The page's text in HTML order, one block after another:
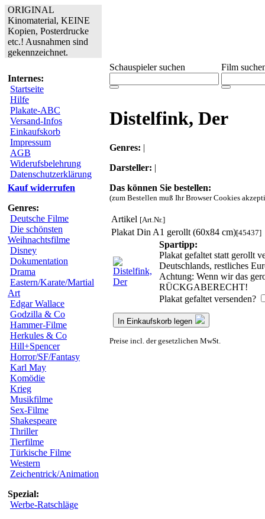
ORIGINAL
Kinomaterial, KEINE
Kopien, Posterdrucke
etc.! Ausnahmen sind
gekennzeichnet.
Internes:
Startseite
Hilfe
Plakate-ABC
Versand-Infos
Einkaufskorb
Impressum
AGB
Widerufsbelehrung
Datenschutzerklärung
Kauf widerrufen
Genres:
Deutsche Filme
Die schönsten
Weihnachtsfilme
Disney
Dokumentation
Drama
Eastern/Karate/Martial
Art
Edgar Wallace
Godzilla & Co
Hammer-Filme
Herkules & Co
Hill+Spencer
Horror/SF/Fantasy
Karl May
Komödie
Krieg
Musikfilme
Sex-Filme
Shakespeare
Thriller
Tierfilme
Türkische Filme
Western
Zeichentrick/Animation
Spezial:
Werbe-Ratschläge
Schauspieler suchen Film
Distelfink, Der
Genres: |
Darsteller: |
Das können Sie bestellen:
(zum Bestellen muß Ihr Browser Cookies
Artikel [Art.Nr.]
Plakat Din A1 gerollt (60x84 cm)[45437]
Spartipp:
Plakat gefaltet statt gerollt
Deutschlands, restliches
Achtung: Wenn wir das
RÜCKGABERECHT!
Plakat gefaltet versenden?
In Einkaufskorb legen
Preise incl. der gesetzlichen MwSt.